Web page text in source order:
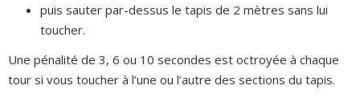
puis sauter par-dessus le tapis de 2 mètres sans lui
toucher.
Une pénalité de 3, 6 ou 10 secondes est octroyée à chaque
tour si vous toucher à l’une ou l’autre des sections du tapis.